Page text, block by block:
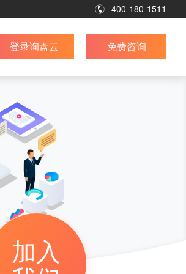
400-180-1511
登录询盘云 免费咨询
加入